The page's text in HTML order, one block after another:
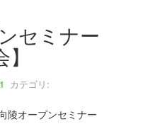
セミナー
カテゴリ:
陵オープンセミナー